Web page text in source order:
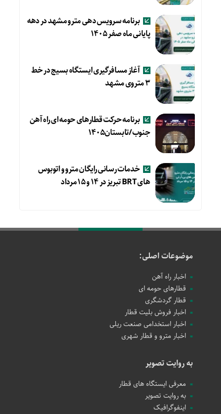
برنامه سرویس دهی مترو مشهد در دهه
پایانی ماه صفر ۱۴۰۵
آغاز مسافرگیری ایستگاه بسیج در خط
۳ متروی مشهد
برنامه حرکت قطارهای حومه ای راه آهن
جنوب/تابستان۱۴۰۵
خدمات رسانی رایگان مترو و اتوبوس
های BRT تبریز در ۱۴ و ۱۵ مرداد
موضوعات اصلی:
اخبار راه آهن
قطارهای حومه ای
قطار گردشگری
اخبار فروش بلیت قطار
اخبار استخدامی صنعت ریلی
اخبار مترو و قطار شهری
به روایت تصویر
معرفی ایستگاه های قطار
به روایت تصویر
اینفوگرافیک